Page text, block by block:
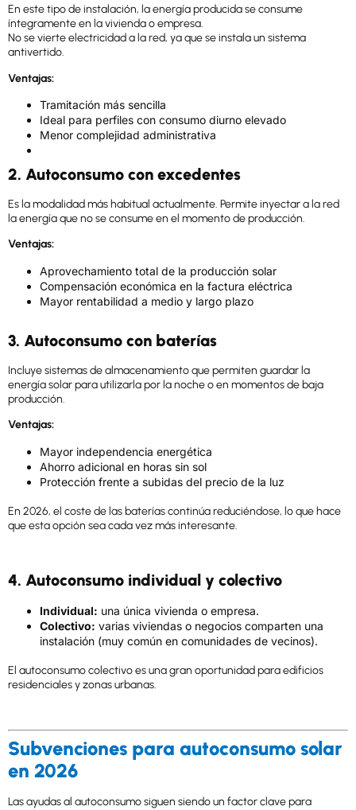
En este tipo de instalación, la energía producida se consume
íntegramente en la vivienda o empresa.
No se vierte electricidad a la red, ya que se instala un sistema
antivertido.
Ventajas:
Tramitación más sencilla
Ideal para perfiles con consumo diurno elevado
Menor complejidad administrativa
2. Autoconsumo con excedentes
Es la modalidad más habitual actualmente. Permite inyectar a la red
la energía que no se consume en el momento de producción.
Ventajas:
Aprovechamiento total de la producción solar
Compensación económica en la factura eléctrica
Mayor rentabilidad a medio y largo plazo
3. Autoconsumo con baterías
Incluye sistemas de almacenamiento que permiten guardar la
energía solar para utilizarla por la noche o en momentos de baja
producción.
Ventajas:
Mayor independencia energética
Ahorro adicional en horas sin sol
Protección frente a subidas del precio de la luz
En 2026, el coste de las baterías continúa reduciéndose, lo que hace
que esta opción sea cada vez más interesante.
4. Autoconsumo individual y colectivo
Individual: una única vivienda o empresa.
Colectivo: varias viviendas o negocios comparten una
instalación (muy común en comunidades de vecinos).
El autoconsumo colectivo es una gran oportunidad para edificios
residenciales y zonas urbanas.
Subvenciones para autoconsumo solar
en 2026
Las ayudas al autoconsumo siguen siendo un factor clave para